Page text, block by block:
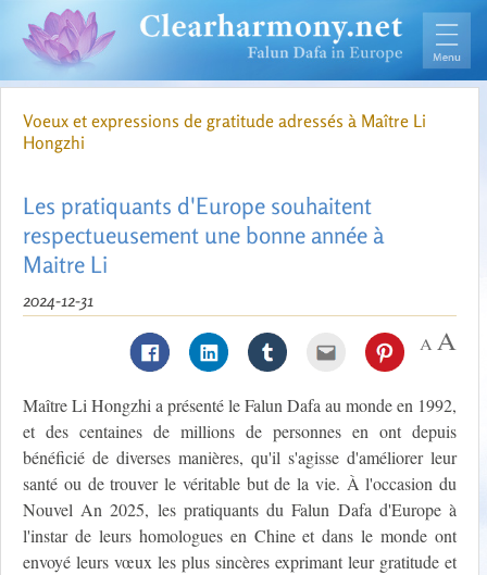
Voeux et expressions de gratitude adressés à Maître Li
Hongzhi
Les pratiquants d'Europe souhaitent
respectueusement une bonne année à
Maitre Li
2024-12-31
Maître Li Hongzhi a présenté le Falun Dafa au monde en 1992,
et des centaines de millions de personnes en ont depuis
bénéficié de diverses manières, qu'il s'agisse d'améliorer leur
santé ou de trouver le véritable but de la vie. À l'occasion du
Nouvel An 2025, les pratiquants du Falun Dafa d'Europe à
l'instar de leurs homologues en Chine et dans le monde ont
envoyé leurs vœux les plus sincères exprimant leur gratitude et